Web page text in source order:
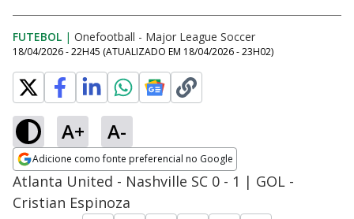
FUTEBOL | Onefootball - Major League Soccer
18/04/2026 - 22H45 (ATUALIZADO EM 18/04/2026 - 23H02)
A+ A-
Adicione como fonte preferencial no Google
Opens in new window
Atlanta United - Nashville SC 0 - 1 | GOL -
Cristian Espinoza